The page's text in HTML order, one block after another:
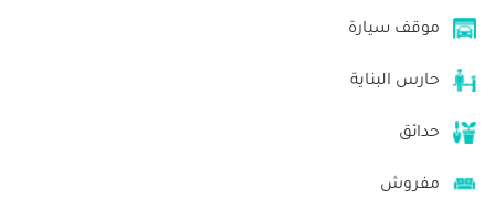
موقف سيارة
حارس البناية
حدائق
مفروش